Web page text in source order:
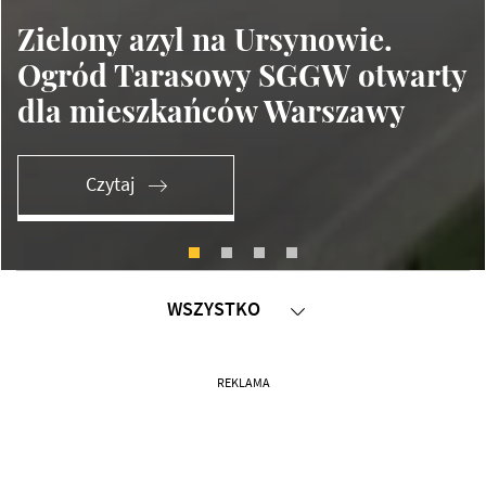
Zielony azyl na Ursynowie.
Ogród Tarasowy SGGW otwarty
dla mieszkańców Warszawy
Czytaj
WSZYSTKO
SPRAWDZONE MIEJSCA
REKLAMA